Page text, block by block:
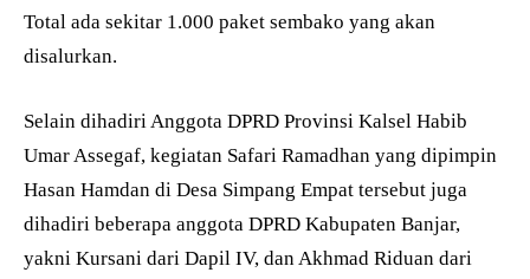
Total ada sekitar 1.000 paket sembako yang akan
disalurkan.
Selain dihadiri Anggota DPRD Provinsi Kalsel Habib
Umar Assegaf, kegiatan Safari Ramadhan yang dipimpin
Hasan Hamdan di Desa Simpang Empat tersebut juga
dihadiri beberapa anggota DPRD Kabupaten Banjar,
yakni Kursani dari Dapil IV, dan Akhmad Riduan dari